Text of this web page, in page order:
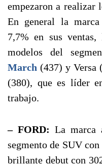
empezaron a realizar
En general la
7,7% en sus
modelos del
March (437) y Versa
(380), que es líder
trabajo.
– FORD: La marca
segmento de SUV con
brillante debut con